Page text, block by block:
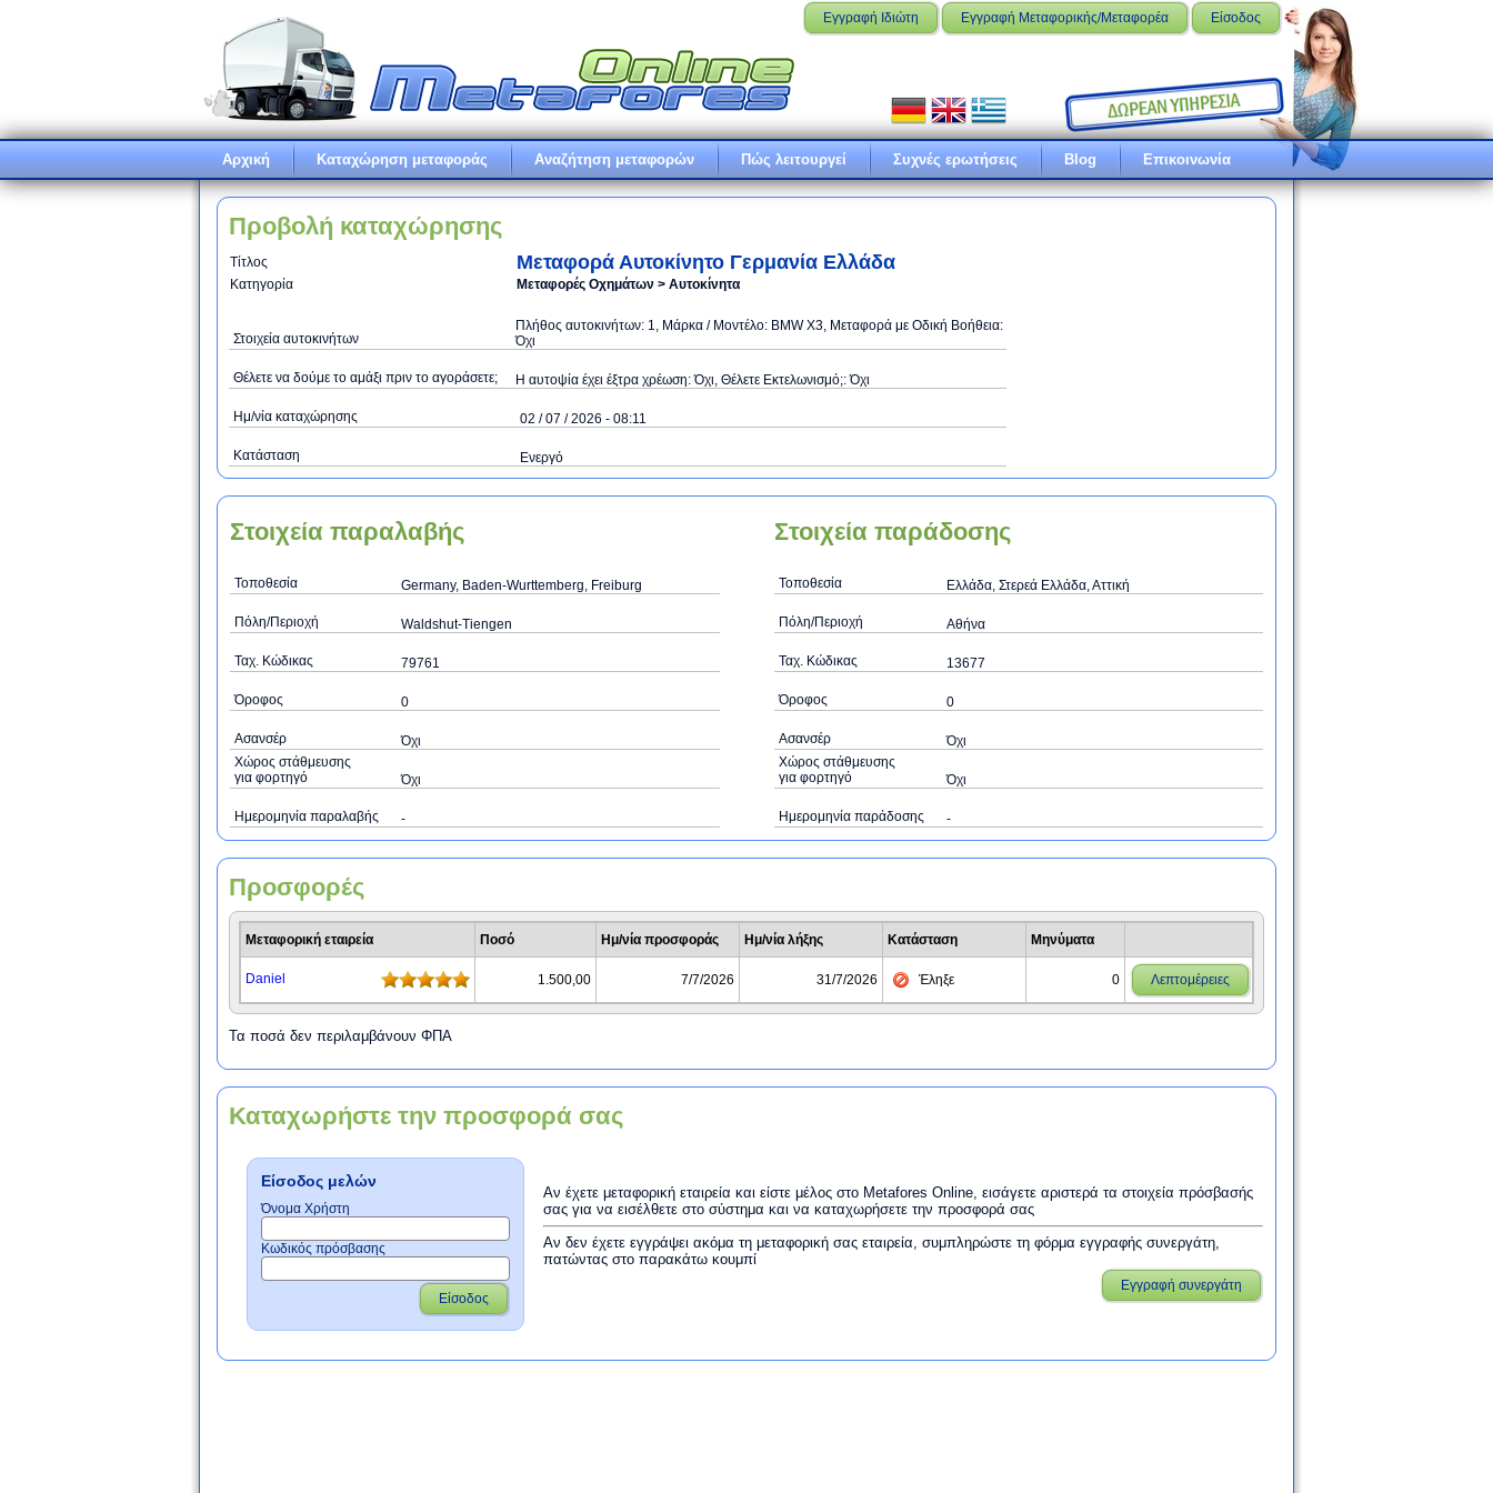
Εγγραφή Ιδιώτη Εγγραφή Μεταφορικής/Μεταφορέα Είσοδος
Αρχική Καταχώρηση μεταφοράς Αναζήτηση μεταφορών Πώς λειτουργεί Συχνές ερωτήσεις Blog Επικοινωνία
Προβολή καταχώρησης
Τίτλος Mεταφορά Αυτοκίνητο Γερμανία Ελλάδα
Κατηγορία Μεταφορές Οχημάτων > Αυτοκίνητα
Στοιχεία αυτοκινήτων
Πλήθος αυτοκινήτων: 1, Μάρκα / Μοντέλο: BMW X3, Μεταφορά με Οδική Βοήθεια:
Όχι
Θέλετε να δούμε το αμάξι πριν το αγοράσετε; Η αυτοψία έχει έξτρα χρέωση: Όχι, Θέλετε Eκτελωνισμό;: Όχι
Ημ/νία καταχώρησης 02 / 07 / 2026 - 08:11
Κατάσταση Ενεργό
Στοιχεία παραλαβής
Τοποθεσία Germany, Baden-Wurttemberg, Freiburg
Πόλη/Περιοχή Waldshut-Tiengen
Ταχ. Κώδικας 79761
Όροφος 0
Ασανσέρ
Όχι
Χώρος στάθμευσης
για φορτηγό
Όχι
Ημερομηνία παραλαβής -
Στοιχεία παράδοσης
Τοποθεσία Ελλάδα, Στερεά Ελλάδα, Αττική
Πόλη/Περιοχή Αθήνα
Ταχ. Κώδικας 13677
Όροφος 0
Ασανσέρ
Όχι
Χώρος στάθμευσης
για φορτηγό
Όχι
Ημερομηνία παράδοσης -
Προσφορές
Μεταφορική εταιρεία Ποσό Ημ/νία προσφοράς Ημ/νία λήξης Κατάσταση Μηνύματα
Daniel 1.500,00 7/7/2026 31/7/2026 Έληξε 0 Λεπτομέρειες
Τα ποσά δεν περιλαμβάνουν ΦΠΑ
Καταχωρήστε την προσφορά σας
Είσοδος μελών
Όνομα Χρήστη
Κωδικός πρόσβασης
Είσοδος
Αν έχετε μεταφορική εταιρεία και είστε μέλος στο Metafores Online, εισάγετε αριστερά τα στοιχεία πρόσβασής
σας για να εισέλθετε στο σύστημα και να καταχωρήσετε την προσφορά σας
Αν δεν έχετε εγγράψει ακόμα τη μεταφορική σας εταιρεία, συμπληρώστε τη φόρμα εγγραφής συνεργάτη,
πατώντας στο παρακάτω κουμπί
Εγγραφή συνεργάτη